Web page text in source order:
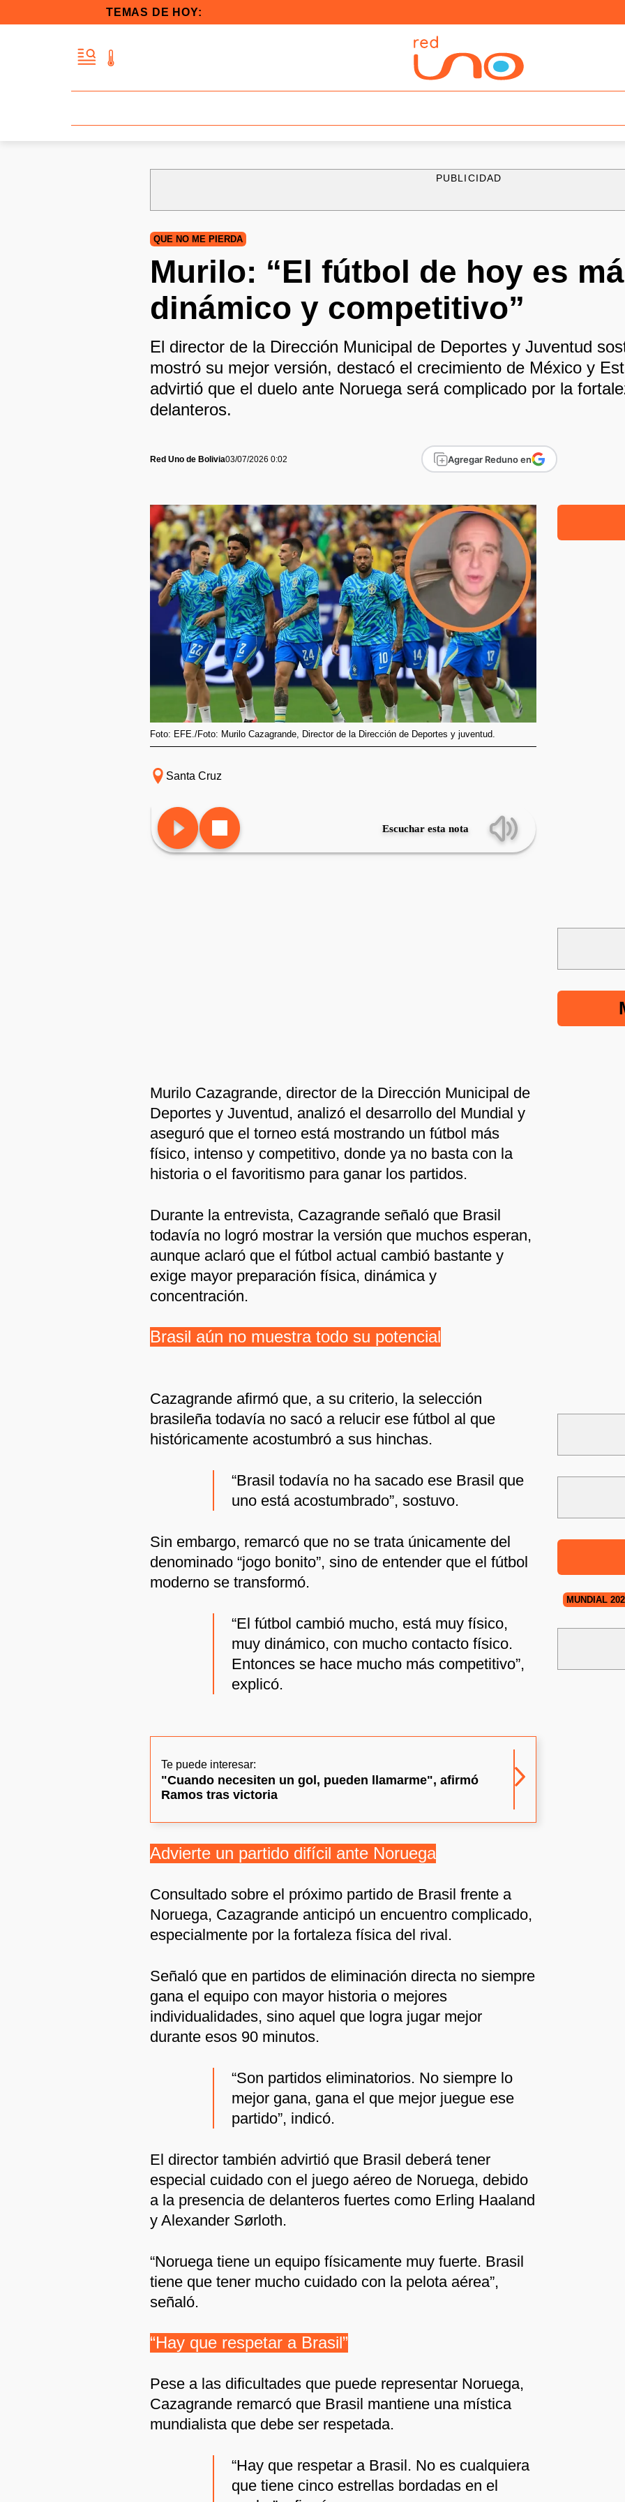
TEMAS DE HOY:
PUBLICIDAD
QUE NO ME PIERDA
Murilo: “El fútbol de hoy es
dinámico y competitivo”
El director de la Dirección Municipal de Deportes y Juventud
mostró su mejor versión, destacó el crecimiento de México y
advirtió que el duelo ante Noruega será complicado por la
delanteros.
Red Uno de Bolivia03/07/2026 0:02 Agregar Reduno en
Foto: EFE./Foto: Murilo Cazagrande, Director de la Dirección de Deportes y juventud.
Santa Cruz
Escuchar esta nota
Murilo Cazagrande, director de la Dirección Municipal de
Deportes y Juventud, analizó el desarrollo del Mundial y
aseguró que el torneo está mostrando un fútbol más
físico, intenso y competitivo, donde ya no basta con la
historia o el favoritismo para ganar los partidos.
Durante la entrevista, Cazagrande señaló que Brasil
todavía no logró mostrar la versión que muchos esperan,
aunque aclaró que el fútbol actual cambió bastante y
exige mayor preparación física, dinámica y
concentración.
Brasil aún no muestra todo su potencial
Cazagrande afirmó que, a su criterio, la selección
brasileña todavía no sacó a relucir ese fútbol al que
históricamente acostumbró a sus hinchas.
“Brasil todavía no ha sacado ese Brasil que
uno está acostumbrado”, sostuvo.
Sin embargo, remarcó que no se trata únicamente del
denominado “jogo bonito”, sino de entender que el fútbol
moderno se transformó.
“El fútbol cambió mucho, está muy físico,
muy dinámico, con mucho contacto físico.
Entonces se hace mucho más competitivo”,
explicó.
Te puede interesar:
"Cuando necesiten un gol, pueden llamarme", afirmó
Ramos tras victoria
Advierte un partido difícil ante Noruega
Consultado sobre el próximo partido de Brasil frente a
Noruega, Cazagrande anticipó un encuentro complicado,
especialmente por la fortaleza física del rival.
Señaló que en partidos de eliminación directa no siempre
gana el equipo con mayor historia o mejores
individualidades, sino aquel que logra jugar mejor
durante esos 90 minutos.
“Son partidos eliminatorios. No siempre lo
mejor gana, gana el que mejor juegue ese
partido”, indicó.
El director también advirtió que Brasil deberá tener
especial cuidado con el juego aéreo de Noruega, debido
a la presencia de delanteros fuertes como Erling Haaland
y Alexander Sørloth.
“Noruega tiene un equipo físicamente muy fuerte. Brasil
tiene que tener mucho cuidado con la pelota aérea”,
señaló.
“Hay que respetar a Brasil”
Pese a las dificultades que puede representar Noruega,
Cazagrande remarcó que Brasil mantiene una mística
mundialista que debe ser respetada.
“Hay que respetar a Brasil. No es cualquiera
que tiene cinco estrellas bordadas en el
MUNDIAL